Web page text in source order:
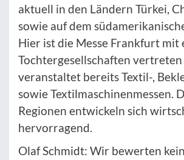
aktuell in den Ländern Türkei,
sowie auf dem
Hier ist die Messe Frankfurt mit
Tochtergesellschaften
veranstaltet bereits Textil-,
sowie Textilmaschinenmessen.
Regionen entwickeln sich
hervorragend.
Olaf Schmidt: Wir bewerten